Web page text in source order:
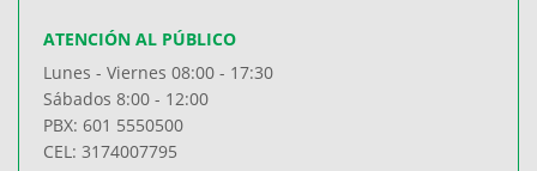
ATENCIÓN AL PÚBLICO
Lunes - Viernes 08:00 - 17:30
Sábados 8:00 - 12:00
PBX: 601 5550500
CEL: 3174007795